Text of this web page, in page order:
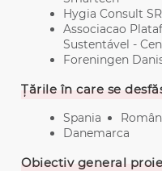
Hygia Consult
Associacao
Sustentável -
Foreningen
Țările în care se
Spania
Danemarca
Obiectiv general